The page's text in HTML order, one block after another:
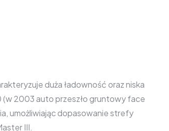
duża ładowność oraz niska
2003 auto przeszło gruntowy face
umożliwiając dopasowanie strefy
III.